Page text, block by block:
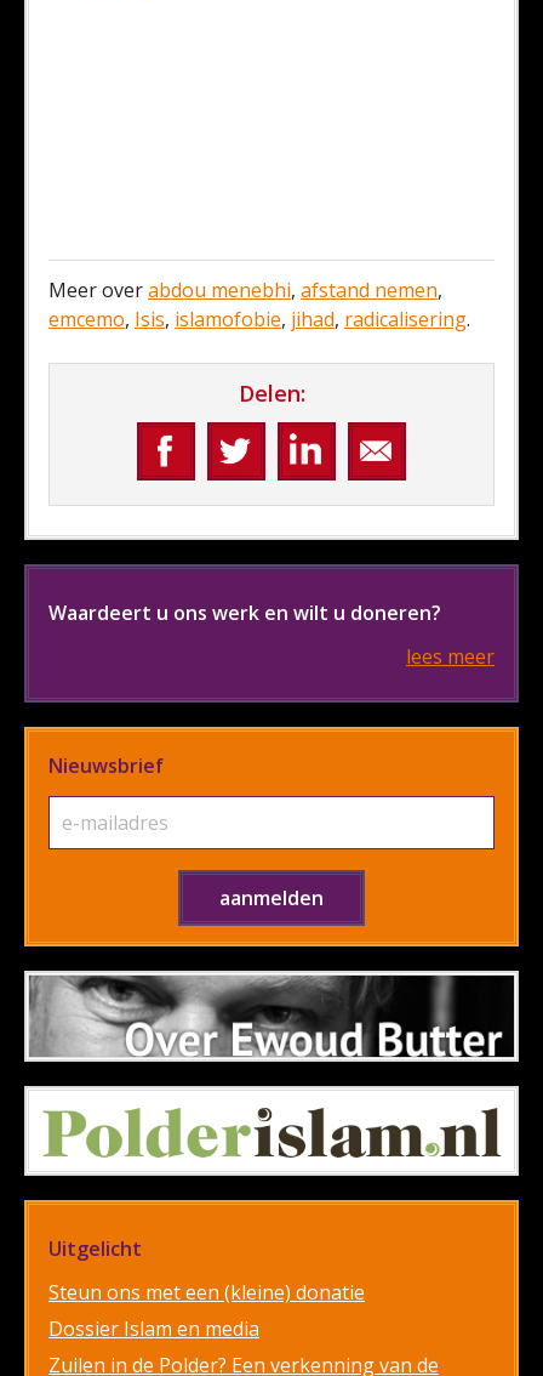
Meer overabdou menebhi, afstand nemen,
emcemo, Isis, islamofobie, jihad, radicalisering.
Delen:
Waardeert u ons werk en wilt u doneren?
lees meer
Nieuwsbrief
Uitgelicht
Steun ons met een (kleine) donatie
Dossier Islam en media
Zuilen in de Polder? Een verkenning van de